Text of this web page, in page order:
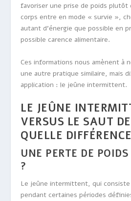
favoriser une prise de poids plutôt
corps entre en mode « survie »,
autant d’énergie que possible en
possible carence alimentaire.
Ces informations nous amènent à
une autre pratique similaire, mais
application : le jeûne intermittent.
LE JEÛNE
VERSUS LE SAUT
QUELLE
UNE PERTE DE
?
Le jeûne intermittent, qui consiste
pendant certaines périodes